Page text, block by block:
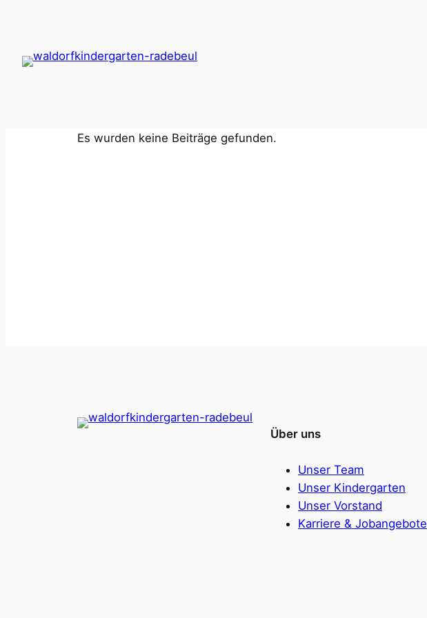
springen
Es wurden keine Beiträge gefunden.
Über uns
Unser Team
Unser Kindergarten
Unser Vorstand
Karriere & Jobangebote